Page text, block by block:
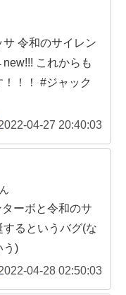
令和のサイレン
これからも
！！ #ジャック
04-27 20:40:03
ーボと令和のサ
るというバグ(な
う)
04-28 02:50:03